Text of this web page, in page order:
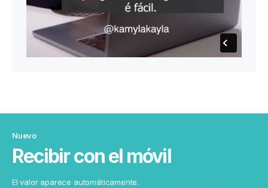
Nuevo
Recibir con el móvil
El valor aparece automáticamente.